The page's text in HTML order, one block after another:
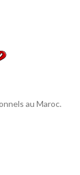
au Maroc.